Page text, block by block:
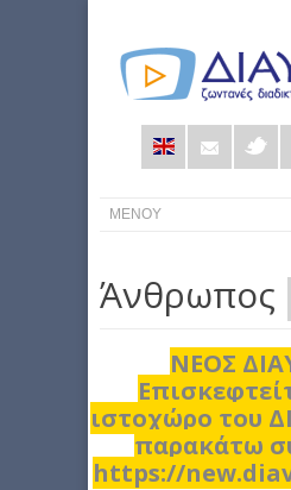
Άνθρωπος
ΝΕΟΣ
ιστοχώρο του
παρακάτω
https://